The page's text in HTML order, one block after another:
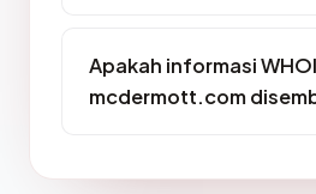
Apakah informasi
mcdermott.com